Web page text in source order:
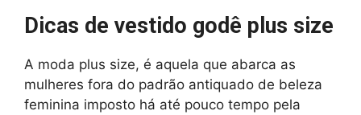
Dicas de vestido godê plus size
A moda plus size, é aquela que abarca as
mulheres fora do padrão antiquado de beleza
feminina imposto há até pouco tempo pela